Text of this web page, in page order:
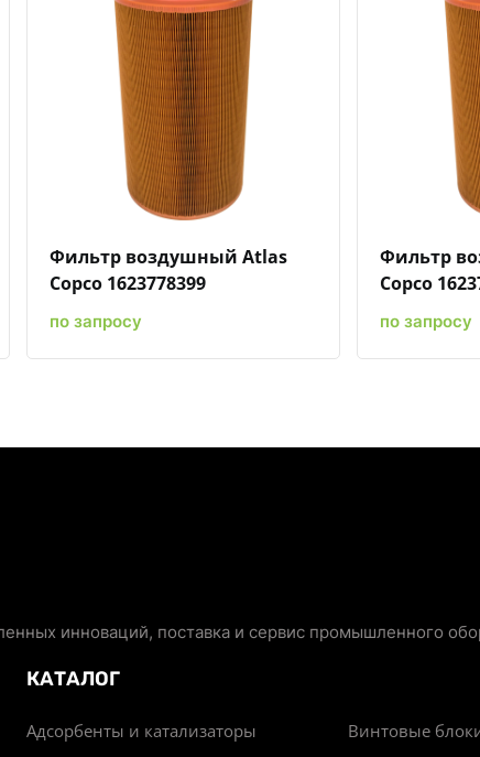
Быстрый просмотрДобавить к сравнениюДобавить в избранное
Фильтр воздушный Atlas
Copco 1623778399
по запросу
Фильтр
Copco
по запросу
инноваций, поставка и сервис промышленного
КАТАЛОГ
Адсорбенты и катализаторы Винтовые